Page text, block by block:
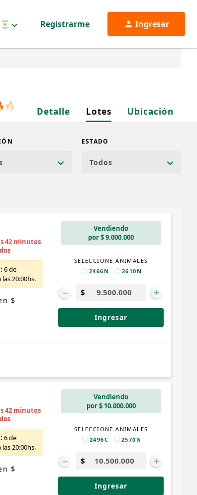
Argentina
Registrarme Ingresar
🔥
Detalle Lotes Ubicación
ESTADO
Todos
42 minutos
6 de
20:00hs.
$
Vendiendo
por $ 9.000.000
SELECCIONE ANIMALES
2466N
2610N
− +
Ingresar
42 minutos
6 de
20:00hs.
$
Vendiendo
por $ 10.000.000
SELECCIONE ANIMALES
2496C
2570N
− +
Ingresar